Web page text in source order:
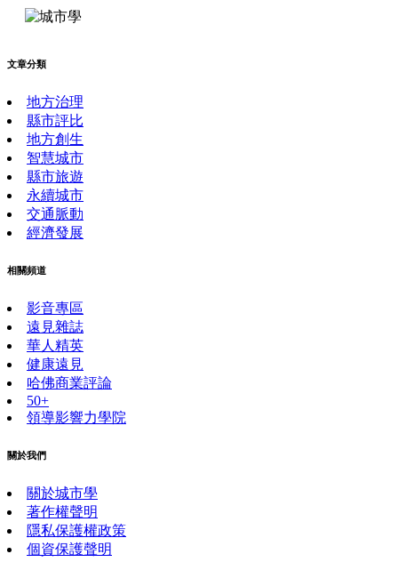
文章分類
地方治理
縣市評比
地方創生
智慧城市
縣市旅遊
永續城市
交通脈動
經濟發展
相關頻道
影音專區
遠見雜誌
華人精英
健康遠見
哈佛商業評論
50+
領導影響力學院
關於我們
關於城市學
著作權聲明
隱私保護權政策
個資保護聲明